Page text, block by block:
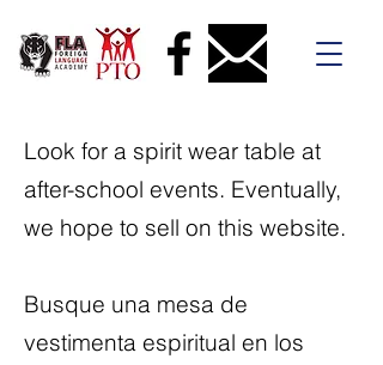
Look for a spirit wear table at
after-school events. Eventually,
we hope to sell on this website.
Busque una mesa de
vestimenta espiritual en los